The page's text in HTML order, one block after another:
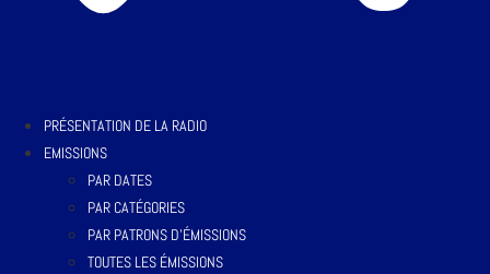
PRÉSENTATION DE LA RADIO
EMISSIONS
PAR DATES
PAR CATÉGORIES
PAR PATRONS D’ÉMISSIONS
TOUTES LES ÉMISSIONS